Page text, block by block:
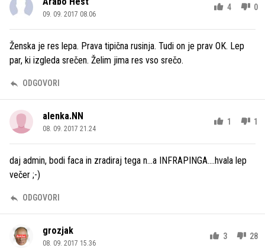
09. 09. 2017 08.06
4 0
Ženska je res lepa. Prava tipična rusinja. Tudi on je prav OK. Lep
par, ki izgleda srečen. Želim jima res vso srečo.
ODGOVORI
alenka.NN
08. 09. 2017 21.24
1 1
daj admin, bodi faca in zradiraj tega n...a INFRAPINGA....hvala lep
večer ;-)
ODGOVORI
grozjak
08. 09. 2017 15.36
3 28